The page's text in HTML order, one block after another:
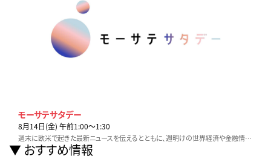
モーサテサタデー
8月14日(金) 午前1:00〜1:30
週末に欧米で起きた最新ニュースを伝えるとともに、週明けの世界経済や金融情勢を展望する新番組。番組のコンセプトは「世界が休んでいる間に、一歩先へ」
おすすめ情報